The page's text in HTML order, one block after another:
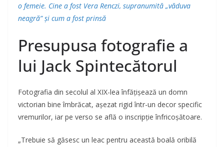
o femeie. Cine a fost Vera Renczi, supranumită „văduva
neagră” și cum a fost prinsă
Presupusa fotografie a
lui Jack Spintecătorul
Fotografia din secolul al XIX-lea înfățișează un domn
victorian bine îmbrăcat, așezat rigid într-un decor specific
vremurilor, iar pe verso se află o inscripție înfricoșătoare.
„Trebuie să găsesc un leac pentru această boală oribilă